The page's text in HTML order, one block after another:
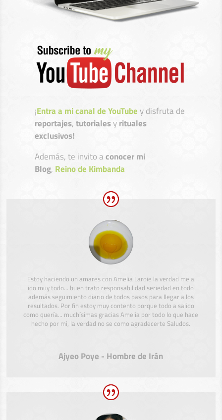
¡Entra a mi canal de YouTubey disfruta de
reportajes,tutorialesyrituales
exclusivos!
Además, te invito aconocer mi
Blog, Reino de Kimbanda
Estoy haciendo un amares con Amelia Laroie la verdad me a
ido muy todo... buen trato responsabilidad seriedad en todo
además seguimiento diario de todos pasos para llegar a los
resultados. Por fin estoy muy contento porque todo a salido
como quería... muchísimas gracias Amelia por todo lo que hace
hecho por mi, la verdad no se como agradecerte Saludos.
Ajyeo Poye - Hombre de Irán